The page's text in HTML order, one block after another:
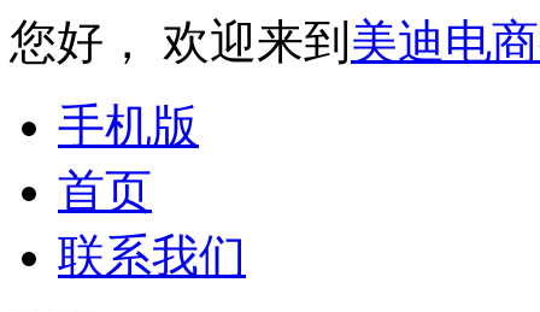
您好， 欢迎来到 美迪电
手机版
首页
联系我们